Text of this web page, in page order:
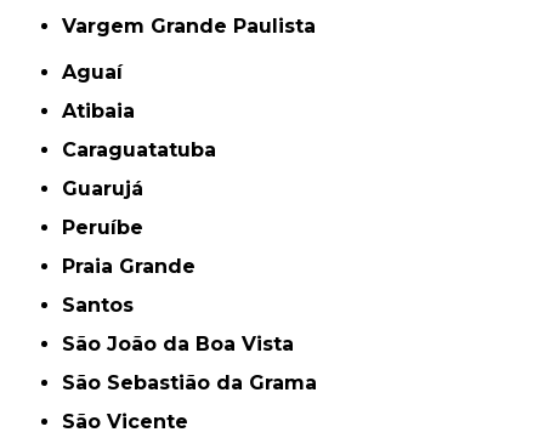
Vargem Grande Paulista
Aguaí
Atibaia
Caraguatatuba
Guarujá
Peruíbe
Praia Grande
Santos
São João da Boa Vista
São Sebastião da Grama
São Vicente